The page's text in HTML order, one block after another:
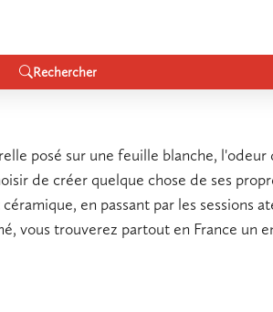
Rechercher
posé sur une feuille blanche,
de créer quelque chose de ses
, en passant par les sessions
vous trouverez partout en France un